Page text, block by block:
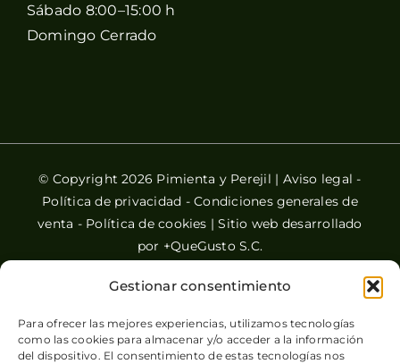
Gestionar consentimiento
Para ofrecer las mejores experiencias, utilizamos tecnologías
como las cookies para almacenar y/o acceder a la información
del dispositivo. El consentimiento de estas tecnologías nos
Sábado 8:00–15:00 h
Domingo Cerrado
© Copyright 2026 Pimienta y Perejil | Aviso legal -
Política de privacidad -Condiciones generales de
venta - Política de cookies | Sitio web desarrollado
por +QueGusto S.C.